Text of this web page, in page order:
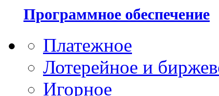
Программное обеспечение
Платежное
Лотерейное и
Игорное